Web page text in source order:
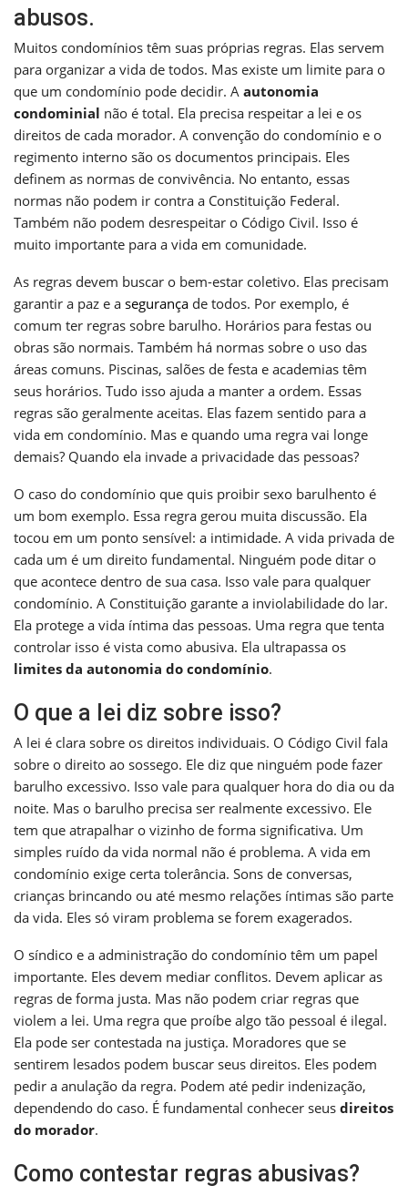
abusos.
Muitos condomínios têm suas próprias regras. Elas servem
para organizar a vida de todos. Mas existe um limite para o
que um condomínio pode decidir. A autonomia
condominial não é total. Ela precisa respeitar a lei e os
direitos de cada morador. A convenção do condomínio e o
regimento interno são os documentos principais. Eles
definem as normas de convivência. No entanto, essas
normas não podem ir contra a Constituição Federal.
Também não podem desrespeitar o Código Civil. Isso é
muito importante para a vida em comunidade.
As regras devem buscar o bem-estar coletivo. Elas precisam
garantir a paz e a segurança de todos. Por exemplo, é
comum ter regras sobre barulho. Horários para festas ou
obras são normais. Também há normas sobre o uso das
áreas comuns. Piscinas, salões de festa e academias têm
seus horários. Tudo isso ajuda a manter a ordem. Essas
regras são geralmente aceitas. Elas fazem sentido para a
vida em condomínio. Mas e quando uma regra vai longe
demais? Quando ela invade a privacidade das pessoas?
O caso do condomínio que quis proibir sexo barulhento é
um bom exemplo. Essa regra gerou muita discussão. Ela
tocou em um ponto sensível: a intimidade. A vida privada de
cada um é um direito fundamental. Ninguém pode ditar o
que acontece dentro de sua casa. Isso vale para qualquer
condomínio. A Constituição garante a inviolabilidade do lar.
Ela protege a vida íntima das pessoas. Uma regra que tenta
controlar isso é vista como abusiva. Ela ultrapassa os
limites da autonomia do condomínio.
O que a lei diz sobre isso?
A lei é clara sobre os direitos individuais. O Código Civil fala
sobre o direito ao sossego. Ele diz que ninguém pode fazer
barulho excessivo. Isso vale para qualquer hora do dia ou da
noite. Mas o barulho precisa ser realmente excessivo. Ele
tem que atrapalhar o vizinho de forma significativa. Um
simples ruído da vida normal não é problema. A vida em
condomínio exige certa tolerância. Sons de conversas,
crianças brincando ou até mesmo relações íntimas são parte
da vida. Eles só viram problema se forem exagerados.
O síndico e a administração do condomínio têm um papel
importante. Eles devem mediar conflitos. Devem aplicar as
regras de forma justa. Mas não podem criar regras que
violem a lei. Uma regra que proíbe algo tão pessoal é ilegal.
Ela pode ser contestada na justiça. Moradores que se
sentirem lesados podem buscar seus direitos. Eles podem
pedir a anulação da regra. Podem até pedir indenização,
dependendo do caso. É fundamental conhecer seus direitos
do morador.
Como contestar regras abusivas?